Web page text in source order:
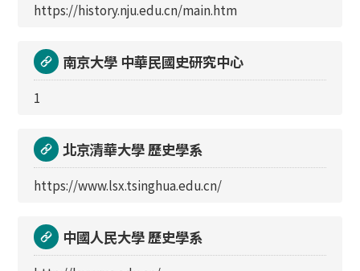
https://history.nju.edu.cn/main.htm
南京大學 中華民國史研究中心
1
北京清華大學 歷史學系
https://www.lsx.tsinghua.edu.cn/
中國人民大學 歷史學系